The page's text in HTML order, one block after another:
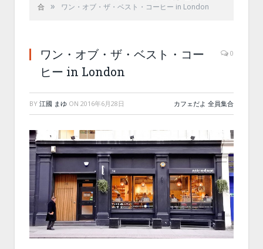
合
» ワン・オブ・ザ・ベスト・コーヒー in London
ワン・オブ・ザ・ベスト・コー
ヒー in London
0
BY 江國 まゆ ON 2016年6月28日 カフェだよ 全員集合